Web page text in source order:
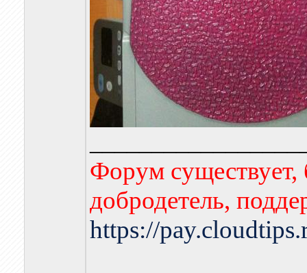
Форум существует,
добродетель,
https://